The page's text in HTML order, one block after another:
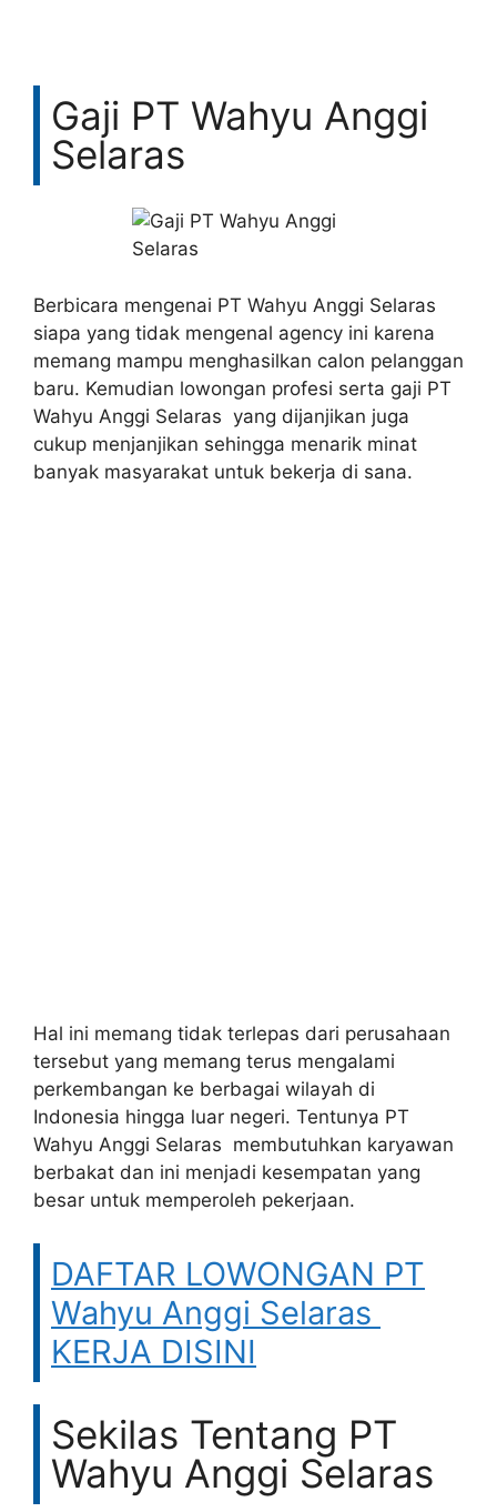
Gaji PT Wahyu Anggi
Selaras
Berbicara mengenai PT Wahyu Anggi Selaras
siapa yang tidak mengenal agency ini karena
memang mampu menghasilkan calon pelanggan
baru. Kemudian lowongan profesi serta gaji PT
Wahyu Anggi Selaras yang dijanjikan juga
cukup menjanjikan sehingga menarik minat
banyak masyarakat untuk bekerja di sana.
Hal ini memang tidak terlepas dari perusahaan
tersebut yang memang terus mengalami
perkembangan ke berbagai wilayah di
Indonesia hingga luar negeri. Tentunya PT
Wahyu Anggi Selaras membutuhkan karyawan
berbakat dan ini menjadi kesempatan yang
besar untuk memperoleh pekerjaan.
DAFTAR LOWONGAN PT
Wahyu Anggi Selaras
KERJA DISINI
Sekilas Tentang PT
Wahyu Anggi Selaras